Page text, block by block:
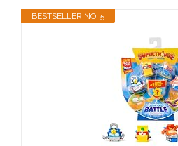
BESTSELLER NO. 5